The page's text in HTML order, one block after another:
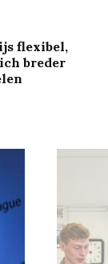
flexibel,
breder